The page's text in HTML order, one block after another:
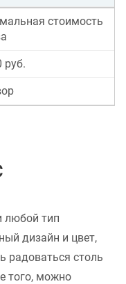
стоимость
руб.
любой тип
дизайн и цвет,
радоваться столь
того, можно